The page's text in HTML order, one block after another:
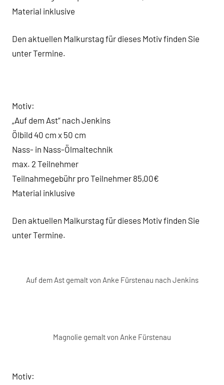
Material inklusive
Den aktuellen Malkurstag für dieses Motiv finden Sie
unter Termine.
Motiv:
„Auf dem Ast“ nach Jenkins
Ölbild 40 cm x 50 cm
Nass- in Nass-Ölmaltechnik
max. 2 Teilnehmer
Teilnahmegebühr pro Teilnehmer 85,00€
Material inklusive
Den aktuellen Malkurstag für dieses Motiv finden Sie
unter Termine.
Auf dem Ast gemalt von Anke Fürstenau nach Jenkins
Magnolie gemalt von Anke Fürstenau
Motiv: